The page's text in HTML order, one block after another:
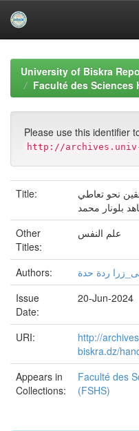
navigationUniversity of Biskra
Faculté des Sciences
Please use this identifier
http://archives.univ-
Title:
نحو تعاطي
بلونار محمد
Other
Titles:
علم النفس
Authors:
ردة حدة
Issue
Date:
20-Jun-2024
URI:
http://
biskra.dz/
Appears in
Collections:
Faculté des
(FSHS)